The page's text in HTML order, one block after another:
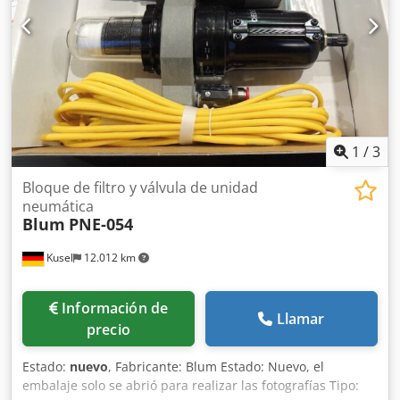
1 /3
Kusel 12.012 km
Bloque de filtro y válvula de unidad
neumática
Blum PNE-054
Información de
precio
Llamar
Estado: nuevo, Fabricante: Blum Estado: Nuevo, el
embalaje solo se abrió para realizar las fotografías Tipo: